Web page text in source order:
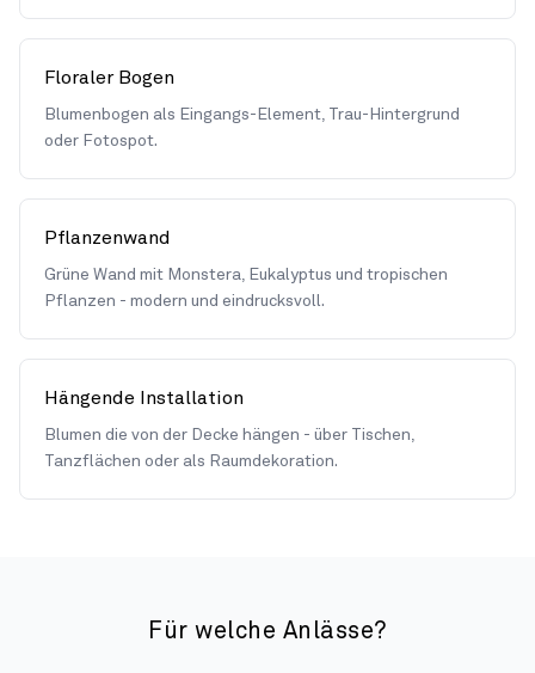
Floraler Bogen
Blumenbogen als Eingangs-Element, Trau-Hintergrund
oder Fotospot.
Pflanzenwand
Grüne Wand mit Monstera, Eukalyptus und tropischen
Pflanzen - modern und eindrucksvoll.
Hängende Installation
Blumen die von der Decke hängen - über Tischen,
Tanzflächen oder als Raumdekoration.
Für welche Anlässe?